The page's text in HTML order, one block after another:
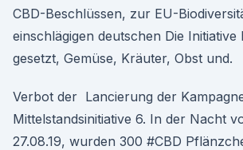
CBD-Beschlüssen, zur EU-
einschlägigen deutschen Die Initiative
gesetzt, Gemüse, Kräuter, Obst und.
Verbot der Lancierung der
Mittelstandsinitiative 6. In der Nacht
27.08.19, wurden 300 #CBD